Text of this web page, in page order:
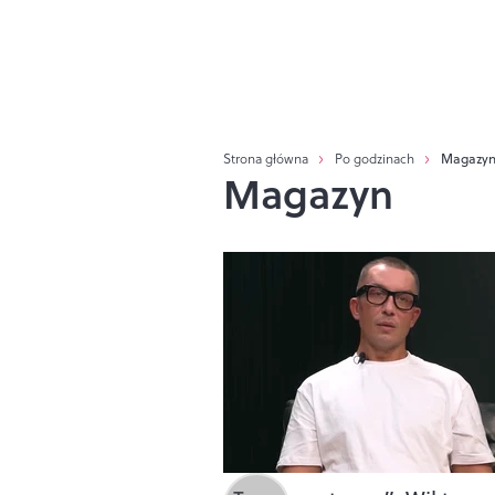
Strona główna Po godzinach Magazyn
Magazyn